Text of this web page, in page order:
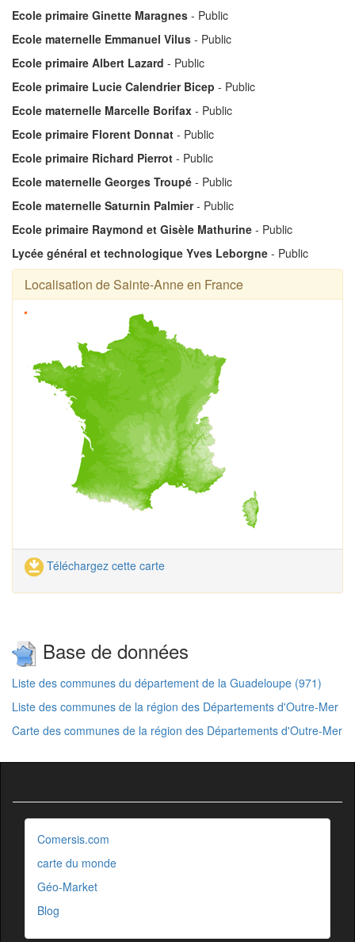
Ecole primaire Ginette Maragnes - Public
Ecole maternelle Emmanuel Vilus - Public
Ecole primaire Albert Lazard - Public
Ecole primaire Lucie Calendrier Bicep - Public
Ecole maternelle Marcelle Borifax - Public
Ecole primaire Florent Donnat - Public
Ecole primaire Richard Pierrot - Public
Ecole maternelle Georges Troupé - Public
Ecole maternelle Saturnin Palmier- Public
Ecole primaire Raymond et Gisèle Mathurine - Public
Lycée général et technologique Yves Leborgne - Public
Localisation de Sainte-Anne en France
Téléchargez cette carte
Base de données
Liste des communes du département de la Guadeloupe (971)
Liste des communes de la région des Départements d'Outre-Mer
Carte des communes de la région des Départements d'Outre-Mer
Comersis.com
carte du monde
Géo-Market
Blog